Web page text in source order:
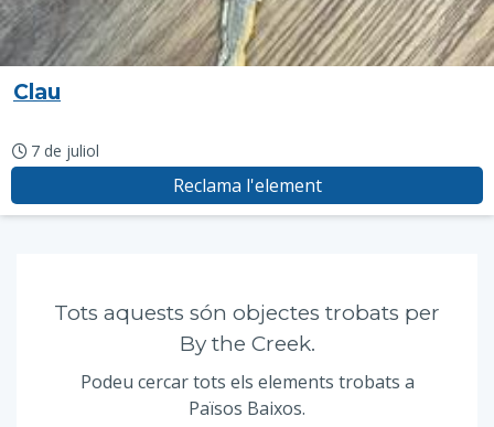
Clau
7 de juliol
Reclama l'element
Tots aquests són objectes trobats per
By the Creek.
Podeu cercar tots els elements trobats a
Països Baixos.